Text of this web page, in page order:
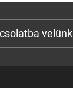
velünk